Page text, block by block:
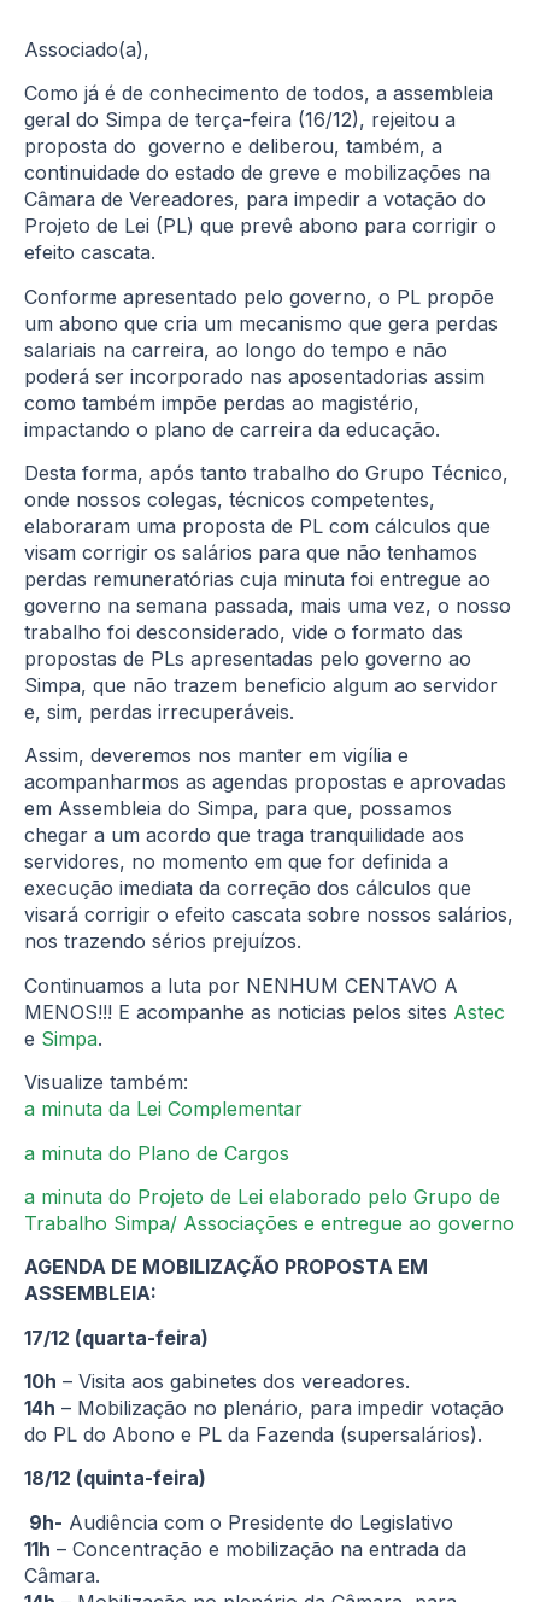
Associado(a),
Como já é de conhecimento de todos, a assembleia
geral do Simpa de terça-feira (16/12), rejeitou a
proposta do governo e deliberou, também, a
continuidade do estado de greve e mobilizações na
Câmara de Vereadores, para impedir a votação do
Projeto de Lei (PL) que prevê abono para corrigir o
efeito cascata.
Conforme apresentado pelo governo, o PL propõe
um abono que cria um mecanismo que gera perdas
salariais na carreira, ao longo do tempo e não
poderá ser incorporado nas aposentadorias assim
como também impõe perdas ao magistério,
impactando o plano de carreira da educação.
Desta forma, após tanto trabalho do Grupo Técnico,
onde nossos colegas, técnicos competentes,
elaboraram uma proposta de PL com cálculos que
visam corrigir os salários para que não tenhamos
perdas remuneratórias cuja minuta foi entregue ao
governo na semana passada, mais uma vez, o nosso
trabalho foi desconsiderado, vide o formato das
propostas de PLs apresentadas pelo governo ao
Simpa, que não trazem beneficio algum ao servidor
e, sim, perdas irrecuperáveis.
Assim, deveremos nos manter em vigília e
acompanharmos as agendas propostas e aprovadas
em Assembleia do Simpa, para que, possamos
chegar a um acordo que traga tranquilidade aos
servidores, no momento em que for definida a
execução imediata da correção dos cálculos que
visará corrigir o efeito cascata sobre nossos salários,
nos trazendo sérios prejuízos.
Continuamos a luta por NENHUM CENTAVO A
MENOS!!! E acompanhe as noticias pelos sites Astec
e Simpa.
Visualize também:
a minuta da Lei Complementar
a minuta do Plano de Cargos
a minuta do Projeto de Lei elaborado pelo Grupo de
Trabalho Simpa/ Associações e entregue ao governo
AGENDA DE MOBILIZAÇÃO PROPOSTA EM
ASSEMBLEIA:
17/12 (quarta-feira)
10h – Visita aos gabinetes dos vereadores.
14h – Mobilização no plenário, para impedir votação
do PL do Abono e PL da Fazenda (supersalários).
18/12 (quinta-feira)
9h- Audiência com o Presidente do Legislativo
11h – Concentração e mobilização na entrada da
Câmara.